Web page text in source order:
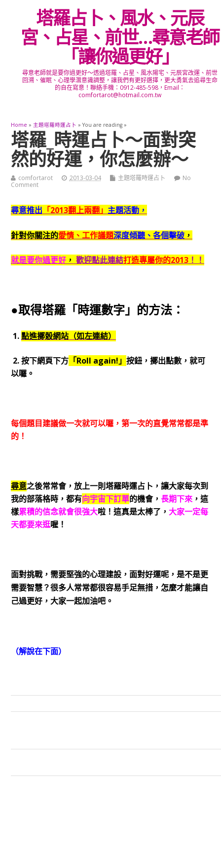
塔羅占卜、風水、元辰
宮、占星、前世…尋意老師
「讓你過更好」
尋意老師就是要你過更好～透過塔羅、占星、風水陽宅、元辰宮改運、前世
回溯、催眠、心理學潛意識調整，讓我們有更好選擇，更大勇氣去追尋生命
的自在寫意！聯絡手機：0912-485-598，Email：
comfortarot@hotmail.com.tw
Home » 主題塔羅時運占卜 » You are reading »
塔羅_時運占卜～面對突
然的好運，你怎麼辦～
comfortarot 2013-03-04 主題塔羅時運占卜
No
Comment
尋意推出 「2013翻上兩翻」 主題活動，
針對你關注的愛情、工作議題深度傾聽、各個擊破，
就是要你過更好， 歡迎點此連結打造專屬你的2013！！
●取得塔羅「時運數字」的方法：
1.點進擲骰網站（如左連結）
2. 按下網頁下方「Roll again!」 按鈕，擲出點數，就可
以囉。
每個題目建議做一次就可以囉，第一次的直覺常常都是準
的！
尋意之後常常會，放上一則塔羅時運占卜，讓大家每次到
我的部落格時，都有向宇宙下訂單的機會， 長期下來，這
樣累積的信念就會很強大啦！這真是太棒了， 大家一定每
天都要來逛喔！
面對挑戰，需要堅強的心理建設，面對好運呢，是不是更
需要智慧？很多人常常都很容易手足無措，怎麼才能讓自
己過更好，大家一起加油吧。
（解說在下面）